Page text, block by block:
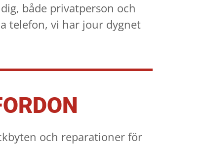
både privatperson och
telefon, vi har jour dygnet
och reparationer för